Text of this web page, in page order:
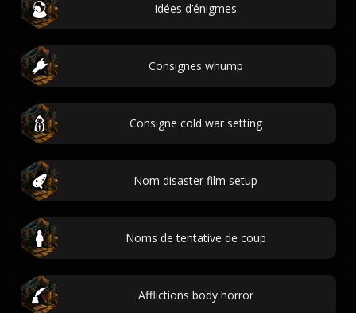
Idées d’énigmes
Consignes whump
Consigne cold war setting
Nom disaster film setup
Noms de tentative de coup
Afflictions body horror